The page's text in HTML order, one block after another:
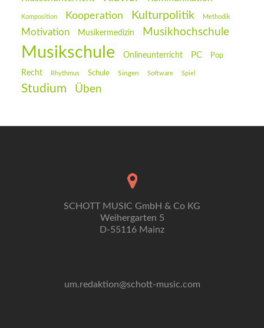
Komposition Kooperation Kulturpolitik Methodik
Motivation Musikermedizin Musikhochschule
Musikschule Onlineunterricht PC Pop
Recht Rhythmus Schule Singen Software Spiel
Studium Üben
SCHOTT MUSIC GmbH & Co KG
Weihergarten 5
D-55116 Mainz
um.redaktion@schott-music.com